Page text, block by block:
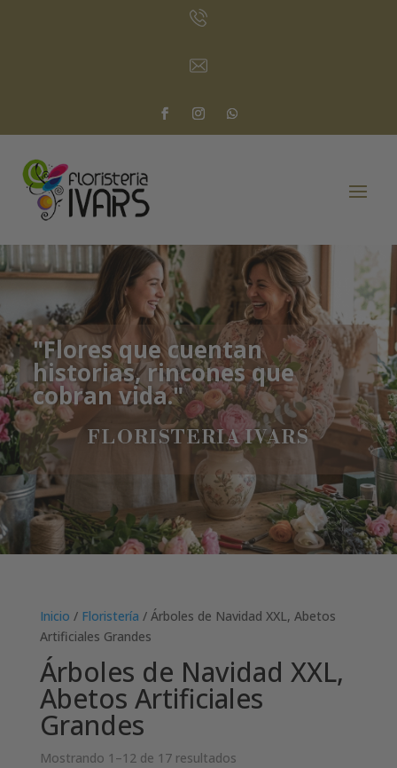
"Flores que cuentan
historias, rincones que
cobran vida."
FLORISTERIA IVARS
Inicio / Floristería / Árboles de Navidad XXL, Abetos
Artificiales Grandes
Árboles de Navidad XXL,
Abetos Artificiales
Grandes
Mostrando 1–12 de 17 resultadosOrdenado